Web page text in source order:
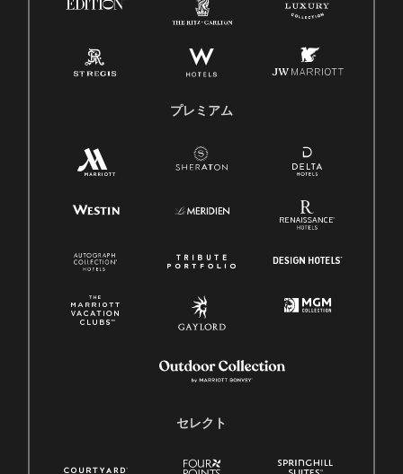
プレミアム
セレクト